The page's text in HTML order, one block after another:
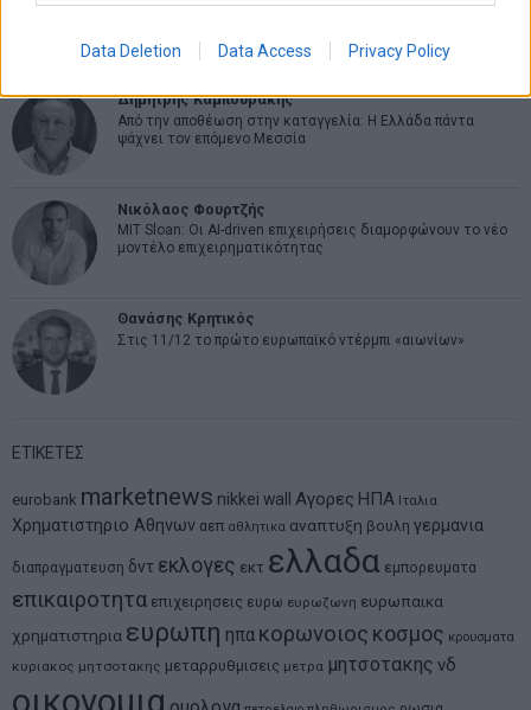
Data Deletion Data Access Privacy Policy
Η βία κατά των ζώων δεν αντέχει βολικές ερμηνείες
Δημήτρης Καμπουράκης
Από την αποθέωση στην καταγγελία: Η Ελλάδα πάντα
ψάχνει τον επόμενο Μεσσία
Νικόλαος Φουρτζής
MIT Sloan: Οι AI-driven επιχειρήσεις διαμορφώνουν το νέο
μοντέλο επιχειρηματικότητας
Θανάσης Κρητικός
Στις 11/12 το πρώτο ευρωπαϊκό ντέρμπι «αιωνίων»
ΕΤΙΚΕΤΕΣ
eurobank marketnews nikkei wall Αγορες ΗΠΑ Ιταλια
Χρηματιστηριο Αθηνων αεπ αθλητικα αναπτυξη βουλη γερμανια
διαπραγματευση δντ εκλογες εκτ ελλαδα εμπορευματα
επικαιροτητα επιχειρησεις ευρω ευρωζωνη ευρωπαικα
χρηματιστηρια ευρωπη ηπα κορωνοιος κοσμος κρουσματα
κυριακος μητσοτακης μεταρρυθμισεις μετρα μητσοτακης νδ